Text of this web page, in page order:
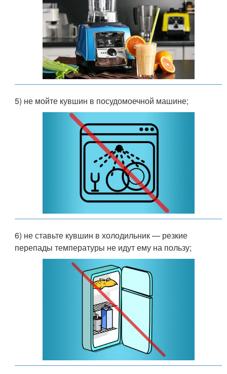
5) не мойте кувшин в посудомоечной машине;
6) не ставьте кувшин в холодильник — резкие
перепады температуры не идут ему на пользу;